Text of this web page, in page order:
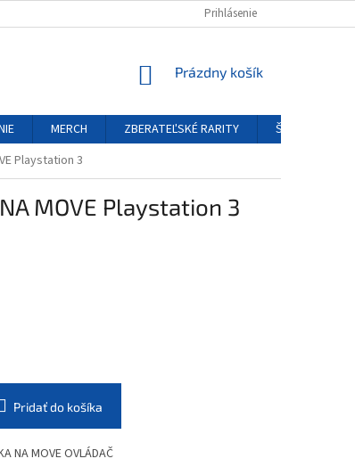
FORMULÁR ODSTÚPENIA
Prihlásenie
NÁKUPNÝ
Prázdny košík
MERCH ZBERATEĽSKÉ RARITY
ŠPECIÁLNE
Playstation 3
NA MOVE Playstation 3
Pridať do košíka
NA MOVE OVLÁDAČ